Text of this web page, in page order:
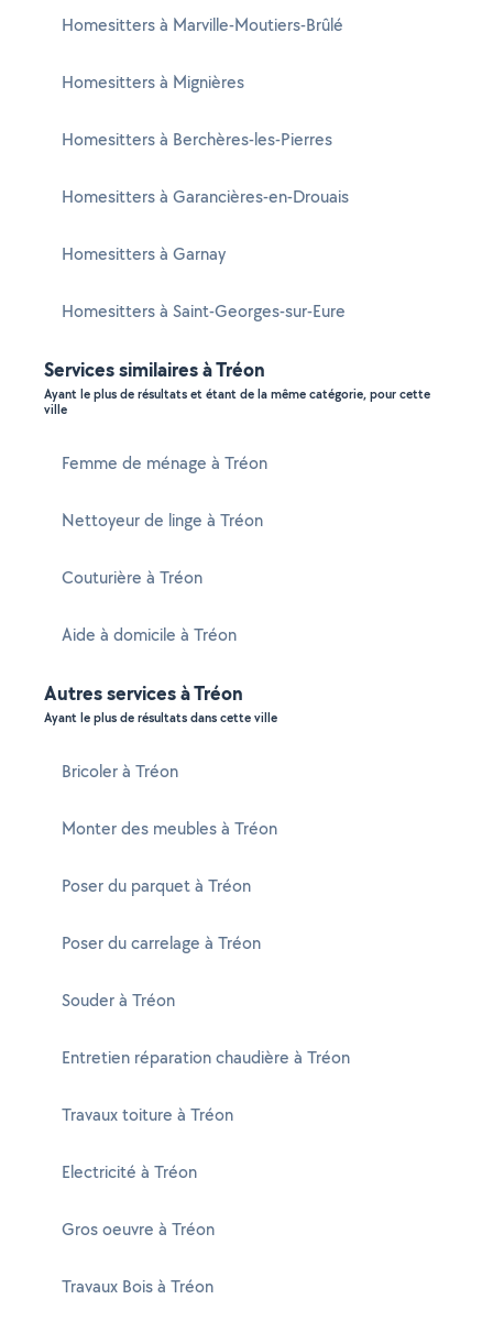
Homesitters à Marville-Moutiers-Brûlé
Homesitters à Mignières
Homesitters à Berchères-les-Pierres
Homesitters à Garancières-en-Drouais
Homesitters à Garnay
Homesitters à Saint-Georges-sur-Eure
Services similaires à Tréon
Ayant le plus de résultats et étant de la même catégorie, pour cette
ville
Femme de ménage à Tréon
Nettoyeur de linge à Tréon
Couturière à Tréon
Aide à domicile à Tréon
Autres services à Tréon
Ayant le plus de résultats dans cette ville
Bricoler à Tréon
Monter des meubles à Tréon
Poser du parquet à Tréon
Poser du carrelage à Tréon
Souder à Tréon
Entretien réparation chaudière à Tréon
Travaux toiture à Tréon
Electricité à Tréon
Gros oeuvre à Tréon
Travaux Bois à Tréon